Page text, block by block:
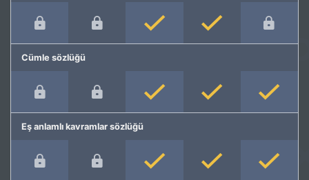
Cümle sözlüğü
Eş anlamlı kavramlar sözlüğü